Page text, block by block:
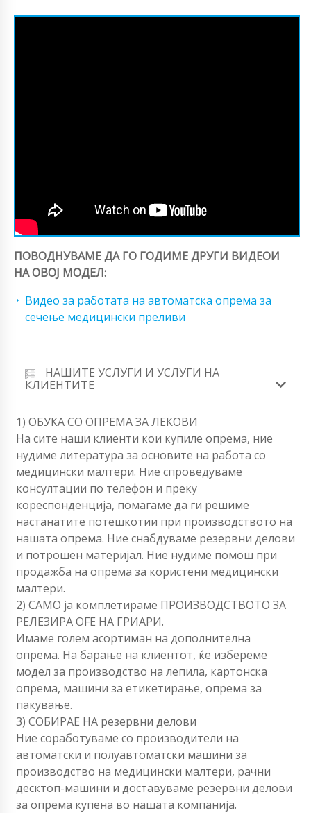
ПОВОДНУВАМЕ ДА ГО ГОДИМЕ ДРУГИ ВИДЕОИ
НА ОВОЈ МОДЕЛ:
Видео за работата на автоматска опрема за
сечење медицински преливи
НАШИТЕ УСЛУГИ И УСЛУГИ НА
КЛИЕНТИТЕ
1) ОБУКА СО ОПРЕМА ЗА ЛЕКОВИ
На сите наши клиенти кои купиле опрема, ние
нудиме литература за основите на работа со
медицински малтери. Ние спроведуваме
консултации по телефон и преку
кореспонденција, помагаме да ги решиме
настанатите потешкотии при производството на
нашата опрема. Ние снабдуваме резервни делови
и потрошен материјал. Ние нудиме помош при
продажба на опрема за користени медицински
малтери.
2) САМО ја комплетираме ПРОИЗВОДСТВОТО ЗА
РЕЛЕЗИРА OFЕ НА ГРИАРИ.
Имаме голем асортиман на дополнителна
опрема. На барање на клиентот, ќе избереме
модел за производство на лепила, картонска
опрема, машини за етикетирање, опрема за
пакување.
3) СОБИРАЕ НА резервни делови
Ние соработуваме со производители на
автоматски и полуавтоматски машини за
производство на медицински малтери, рачни
десктоп-машини и доставуваме резервни делови
за опрема купена во нашата компанија.